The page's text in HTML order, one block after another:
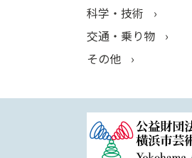
科学・技術
交通・乗り物
その他